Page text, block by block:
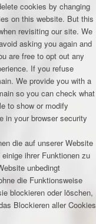
cookies by changing
on this website. But this
revisiting our site. We
asking you again and
are free to opt out any
If you refuse
We provide you with a
so you can check what
to show or modify
in your browser security
die auf unserer Website
ihrer Funktionen zu
unbedingt
die Funktionsweise
blockieren oder löschen,
Blockieren aller Cookies